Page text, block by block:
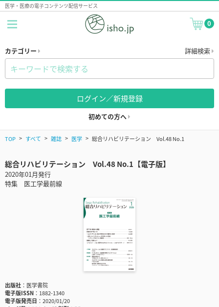
医学・医療の電子コンテンツ配信サービス
0
カテゴリー 詳細検索
ログイン／新規登録
初めての方へ
TOP すべて 雑誌 医学 総合リハビリテーション Vol.48 No.1
総合リハビリテーション Vol.48 No.1【電子版】
2020年01月発行
特集 医工学最前線
出版社
医学書院
電子版ISSN
1882-1340
電子版発売日
2020/01/20